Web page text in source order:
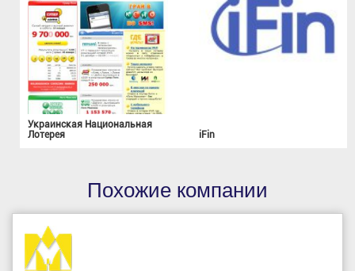
Украинская Национальная
Лотерея
iFin
Похожие компании